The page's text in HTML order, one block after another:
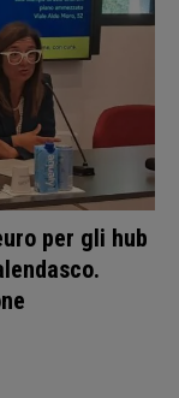
per gli hub